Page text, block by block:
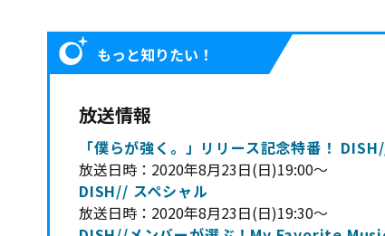
もっと知りたい！
放送情報
「僕らが強く。」リリース記念特番！
放送日時：2020年8月23日(日)19:00〜
DISH// スペシャル
放送日時：2020年8月23日(日)19:30〜